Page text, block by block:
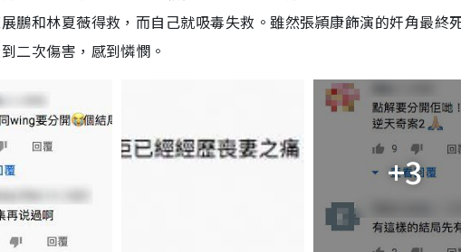
鵬和林夏薇得救，而自己就吸毒失救。雖然張頴康飾演的奸角最終
二次傷害，感到憐憫。
+3